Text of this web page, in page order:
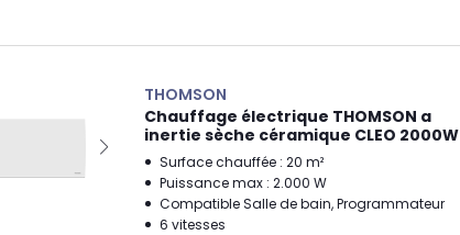
THOMSON
Chauffage électrique THOMSON a
inertie sèche céramique CLEO 2000W
Surface chauffée : 20 m²
Puissance max : 2.000 W
Compatible Salle de bain, Programmateur
6 vitesses